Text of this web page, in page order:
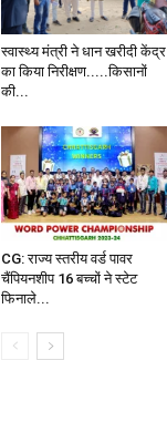
स्वास्थ्य मंत्री ने धान खरीदी केंद्र
का किया निरीक्षण.....किसानों
की...
CG: राज्य स्तरीय वर्ड पावर
चैंपियनशीप 16 बच्चों ने स्टेट
फिनाले...